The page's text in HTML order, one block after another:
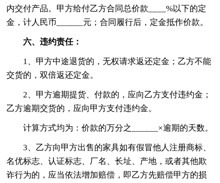
内交付产品。甲方给付乙方合同总价款____%以下的定
金，计人民币______元；合同履行后，定金抵作价款。
六、违约责任：
1、甲方中途退货的，无权请求返还定金；乙方不能
交货的，双倍返还定金。
2、甲方逾期提货、付款的，应向乙方支付违约金；
乙方逾期交货的，应向甲方支付违约金。
计算方式均为：价款的万分之______×逾期的天数。
3、乙方向甲方出售的家具如有假冒他人注册商标、
名优标志、认证标志、厂名、长址、产地，或者其他欺
诈行为的，应当依法增加赔偿，即乙方先赔偿甲方的损